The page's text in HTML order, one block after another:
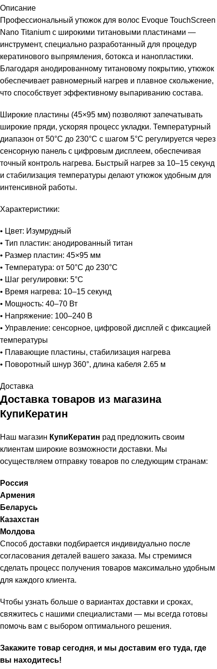
Описание
Профессиональный утюжок для волос Evoque TouchScreen
Nano Titanium с широкими титановыми пластинами —
инструмент, специально разработанный для процедур
кератинового выпрямления, ботокса и нанопластики.
Благодаря анодированному титановому покрытию, утюжок
обеспечивает равномерный нагрев и плавное скольжение,
что способствует эффективному выпариванию состава.
Широкие пластины (45×95 мм) позволяют запечатывать
широкие пряди, ускоряя процесс укладки. Температурный
диапазон от 50°C до 230°C с шагом 5°C регулируется через
сенсорную панель с цифровым дисплеем, обеспечивая
точный контроль нагрева. Быстрый нагрев за 10–15 секунд
и стабилизация температуры делают утюжок удобным для
интенсивной работы.
Характеристики:
• Цвет: Изумрудный
• Тип пластин: анодированный титан
• Размер пластин: 45×95 мм
• Температура: от 50°C до 230°C
• Шаг регулировки: 5°C
• Время нагрева: 10–15 секунд
• Мощность: 40–70 Вт
• Напряжение: 100–240 В
• Управление: сенсорное, цифровой дисплей с фиксацией
температуры
• Плавающие пластины, стабилизация нагрева
• Поворотный шнур 360°, длина кабеля 2.65 м
Доставка
Доставка товаров из магазина
КупиКератин
Наш магазин КупиКератин рад предложить своим
клиентам широкие возможности доставки. Мы
осуществляем отправку товаров по следующим странам:
Россия
Армения
Беларусь
Казахстан
Молдова
Способ доставки подбирается индивидуально после
согласования деталей вашего заказа. Мы стремимся
сделать процесс получения товаров максимально удобным
для каждого клиента.
Чтобы узнать больше о вариантах доставки и сроках,
свяжитесь с нашими специалистами — мы всегда готовы
помочь вам с выбором оптимального решения.
Закажите товар сегодня, и мы доставим его туда, где
вы находитесь!